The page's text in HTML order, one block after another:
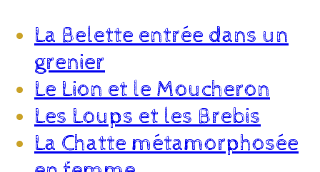
La Belette entrée dans un
grenier
Le Lion et le Moucheron
Les Loups et les Brebis
La Chatte métamorphosée